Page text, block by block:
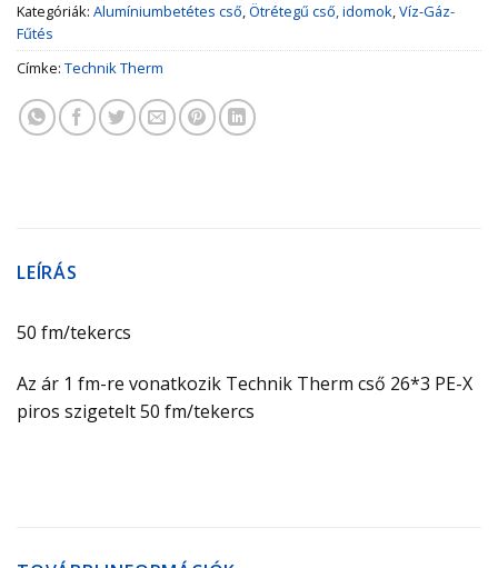
Kategóriák: Alumíniumbetétes cső,Ötrétegű cső, idomok,Víz-Gáz-
Fűtés
Címke: Technik Therm
LEÍRÁS
50 fm/tekercs
Az ár 1 fm-re vonatkozik Technik Therm cső 26*3 PE-X
piros szigetelt 50 fm/tekercs